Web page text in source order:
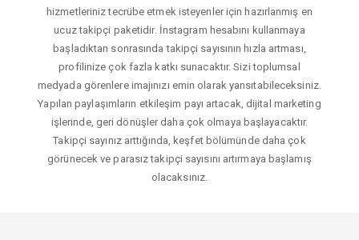
hizmetleriniz tecrübe etmek isteyenler için hazırlanmış en
ucuz takipçi paketidir. İnstagram hesabını kullanmaya
başladıktan sonrasında takipçi sayısının hızla artması,
profilinize çok fazla katkı sunacaktır. Sizi toplumsal
medyada görenlere imajınızı emin olarak yansıtabileceksiniz.
Yapılan paylaşımların etkileşim payı artacak, dijital marketing
işlerinde, geri dönüşler daha çok olmaya başlayacaktır.
Takipçi sayınız arttığında, keşfet bölümünde daha çok
görünecek ve parasız takipçi sayısını artırmaya başlamış
olacaksınız.